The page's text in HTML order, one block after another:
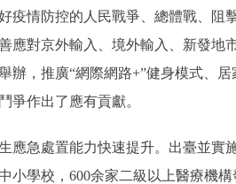
疫情防控的人民戰爭、總體戰、阻
應對京外輸入、境外輸入、新發地
辦，推廣“網際網路+”健身模式、
爭作出了應有貢獻。
急處置能力快速提升。出臺並實施
小學校，600余家二級以上醫療機